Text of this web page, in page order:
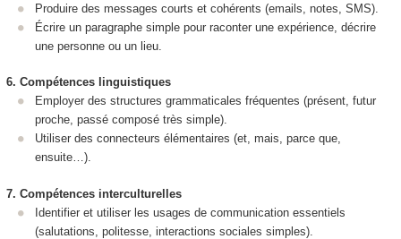
Produire des messages courts et cohérents (emails, notes, SMS).
Écrire un paragraphe simple pour raconter une expérience, décrire
une personne ou un lieu.
6. Compétences linguistiques
Employer des structures grammaticales fréquentes (présent, futur
proche, passé composé très simple).
Utiliser des connecteurs élémentaires (et, mais, parce que,
ensuite…).
7. Compétences interculturelles
Identifier et utiliser les usages de communication essentiels
(salutations, politesse, interactions sociales simples).